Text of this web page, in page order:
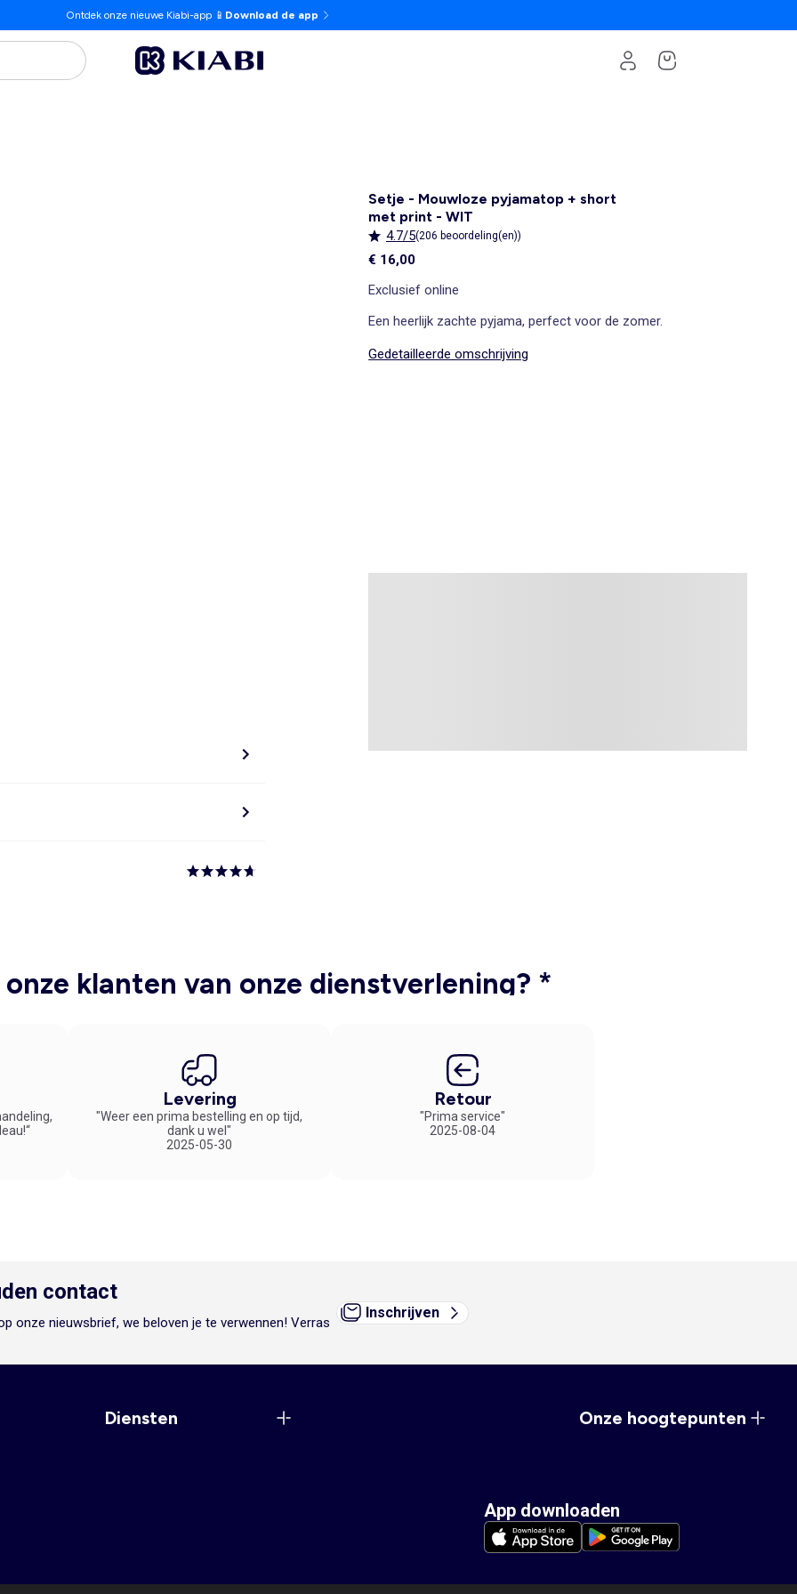
Ontdek onze nieuwe Kiabi-app 📱 Download de app
Setje - Mouwloze pyjamatop + short
met print - WIT
4.7/5(206 beoordeling(en))
€ 16,00
Exclusief online
Een heerlijk zachte pyjama, perfect voor de zomer.
Gedetailleerde omschrijving
klanten van onze dienstverlening? *
Levering
"Weer een prima bestelling en op tijd,
dank u wel"
2025-05-30
Retour
"Prima service"
2025-08-04
contact
onze nieuwsbrief, we beloven je te verwennen! Verras
Inschrijven
Diensten Onze hoogtepunten
App downloaden